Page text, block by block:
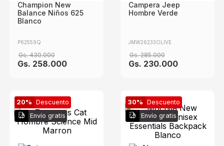
Champion New
Balance Niños 625
Blanco
P62559Q
Gs. 430.000
Gs. 258.000
Campera Jeep
Hombre Verde
JMW26233OLIVE
Gs. 285.000
Gs. 230.000
20%
Descuento
Envío gratis
30%
Descuento
Envío gratis